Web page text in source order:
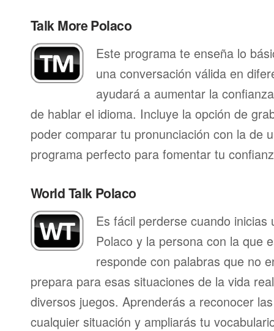
Talk More Polaco
Este programa te enseña lo
una conversación válida en
ayudará a aumentar la
de hablar el idioma. Incluye la opción de
poder comparar tu pronunciación con la de
programa perfecto para fomentar tu
World Talk Polaco
Es fácil perderse cuando inicias
Polaco y la persona con la que
responde con palabras que no
prepara para esas situaciones de la vida
diversos juegos. Aprenderás a reconocer
cualquier situación y ampliarás tu